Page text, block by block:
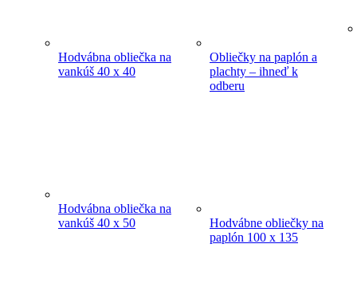
Hodvábna obliečka na
vankúš 40 x 40
Hodvábna obliečka na
vankúš 40 x 50
Obliečky na paplón a
plachty – ihneď k
odberu
Hodvábne obliečky na
paplón 100 x 135